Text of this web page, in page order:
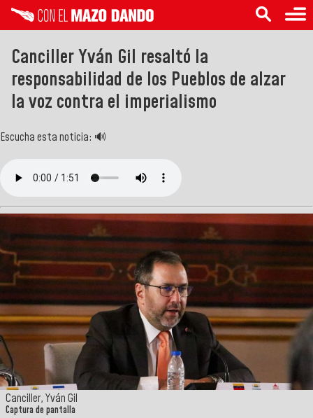
Canciller Yván Gil resaltó la
responsabilidad de los Pueblos de alzar
la voz contra el imperialismo
Escucha esta noticia: 🔊
Canciller, Yván Gil
Captura de pantalla